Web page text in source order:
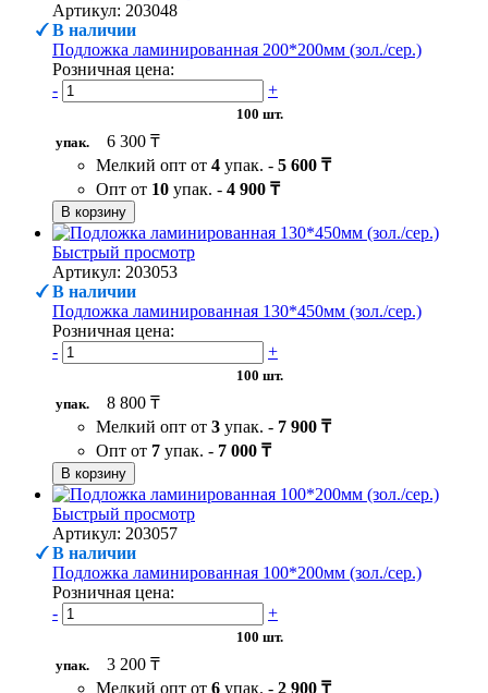
Артикул: 203048
В наличии
Подложка ламинированная 200*200мм (зол./сер.)
Розничная цена:
-
+
100 шт.
упак.
6 300 ₸
Мелкий опт от 4 упак. - 5 600 ₸
Опт от 10 упак. - 4 900 ₸
В корзину
Быстрый просмотр
Артикул: 203053
В наличии
Подложка ламинированная 130*450мм (зол./сер.)
Розничная цена:
-
+
100 шт.
упак.
8 800 ₸
Мелкий опт от 3 упак. - 7 900 ₸
Опт от 7 упак. - 7 000 ₸
В корзину
Быстрый просмотр
Артикул: 203057
В наличии
Подложка ламинированная 100*200мм (зол./сер.)
Розничная цена:
-
+
100 шт.
упак.
3 200 ₸
Мелкий опт от 6 упак. - 2 900 ₸